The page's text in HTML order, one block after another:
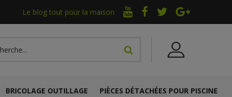
Le blog tout pour la maison
BRICOLAGE OUTILLAGE PIÈCES DÉTACHÉES POUR PISCINE